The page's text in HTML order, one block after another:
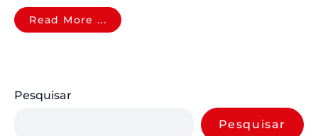
Read More ...
Pesquisar
Pesquisar